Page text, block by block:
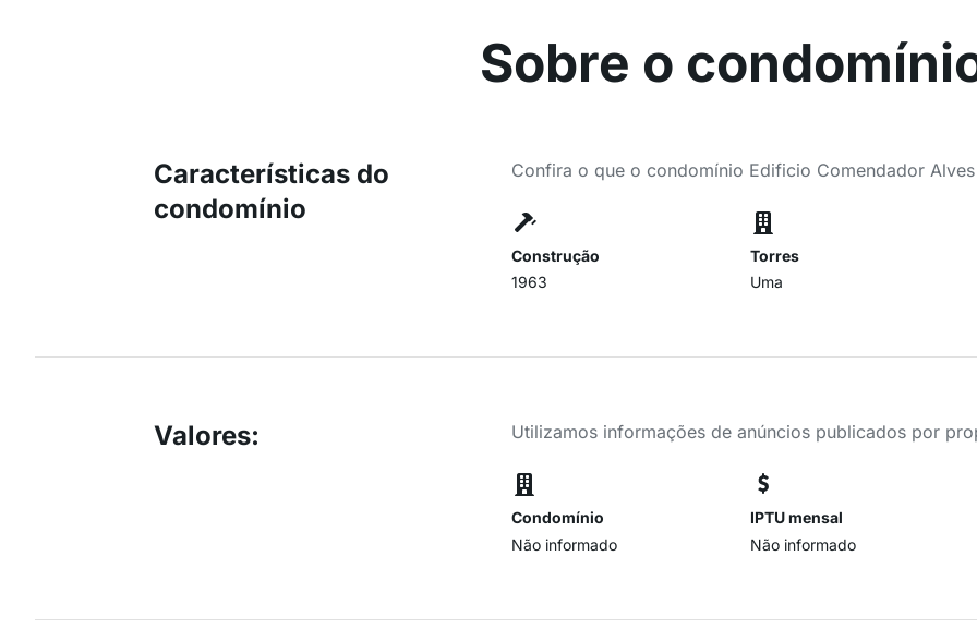
Sobre o
Características do
condomínio
Confira o que o condomínio Edificio Comendador
Construção
1963
Torres
Uma
Valores: Utilizamos informações de anúncios publicados por
Condomínio
Não informado
IPTU mensal
Não informado